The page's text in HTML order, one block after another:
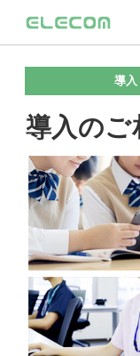
導
導入のご